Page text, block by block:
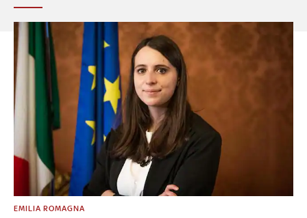
EMILIA ROMAGNA